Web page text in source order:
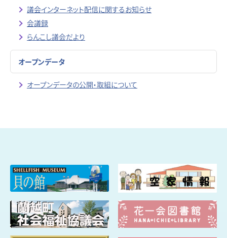
議会インターネット配信に関するお知らせ
会議録
らんこし議会だより
オープンデータ
オープンデータの公開・取組について